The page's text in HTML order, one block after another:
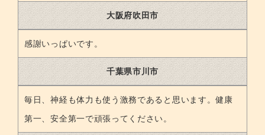
大阪府吹田市
感謝いっぱいです。
千葉県市川市
毎日、神経も体力も使う激務であると思います。健康
第一、安全第一で頑張ってください。